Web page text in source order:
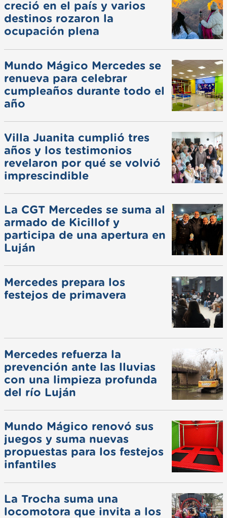
creció en el país y varios
destinos rozaron la
ocupación plena
Mundo Mágico Mercedes se
renueva para celebrar
cumpleaños durante todo el
año
Villa Juanita cumplió tres
años y los testimonios
revelaron por qué se volvió
imprescindible
La CGT Mercedes se suma al
armado de Kicillof y
participa de una apertura en
Luján
Mercedes prepara los
festejos de primavera
Mercedes refuerza la
prevención ante las lluvias
con una limpieza profunda
del río Luján
Mundo Mágico renovó sus
juegos y suma nuevas
propuestas para los festejos
infantiles
La Trocha suma una
locomotora que invita a los